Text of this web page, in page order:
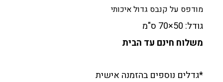
מודפס על קנבס גדול איכותי
גודל: 50×70 ס"מ
משלוח חינם עד הבית
*גדלים נוספים בהזמנה אישית